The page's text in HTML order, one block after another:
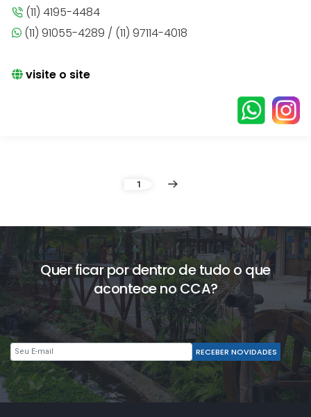
(11) 4195-4484
(11) 91055-4289 / (11) 97114-4018
visite o site
1
Quer ficar por dentro de tudo o que
acontece no CCA?